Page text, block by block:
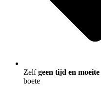
Zelfgeen tijd en moeite
boete